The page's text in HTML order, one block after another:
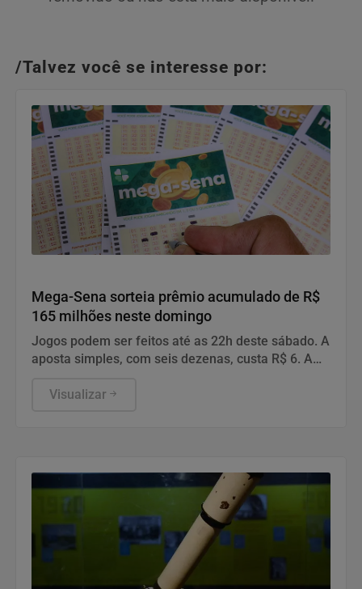
/Talvez você se interesse por:
Mega-Sena sorteia prêmio acumulado de R$
165 milhões neste domingo
Jogos podem ser feitos até as 22h deste sábado. A
aposta simples, com seis dezenas, custa R$ 6. A
Visualizar